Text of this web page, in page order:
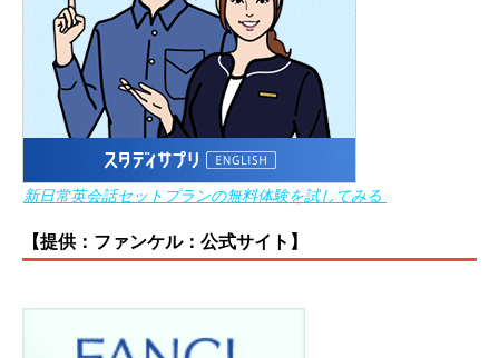
新日常英会話セットプランの無料体験を試してみる
【提供：ファンケル：公式サイト】